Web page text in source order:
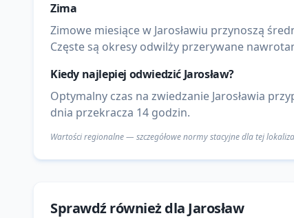
Zima
Zimowe miesiące w Jarosławiu przynoszą
Częste są okresy odwilży przerywane
Kiedy najlepiej odwiedzić Jarosław?
Optymalny czas na zwiedzanie Jarosławia
dnia przekracza 14 godzin.
Wartości regionalne — szczegółowe normy stacyjne dla tej
Sprawdź również dla Jarosław